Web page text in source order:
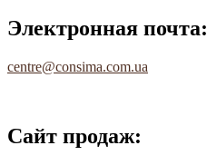
Электронная почта:
centre@consima.com.ua
Сайт продаж: